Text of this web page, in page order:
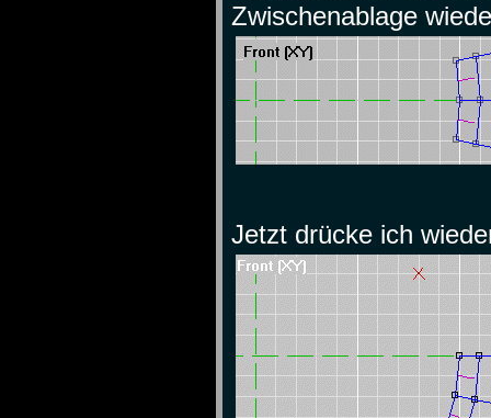
Zwischenablage
Jetzt drücke ich